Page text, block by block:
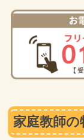
家庭教師の